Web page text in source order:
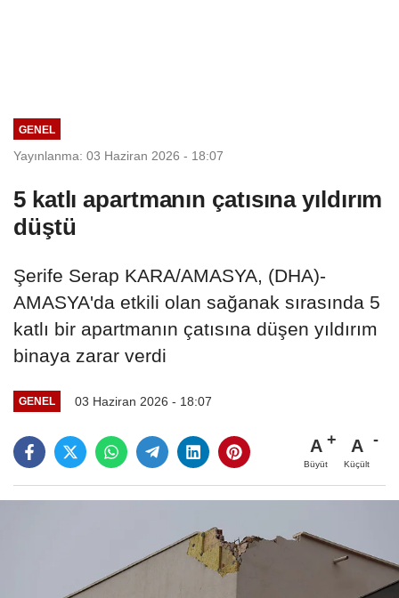
GENEL
Yayınlanma: 03 Haziran 2026 - 18:07
5 katlı apartmanın çatısına yıldırım
düştü
Şerife Serap KARA/AMASYA, (DHA)-
AMASYA'da etkili olan sağanak sırasında 5
katlı bir apartmanın çatısına düşen yıldırım
binaya zarar verdi
GENEL 03 Haziran 2026 - 18:07
A
Büyüt
A
Küçült